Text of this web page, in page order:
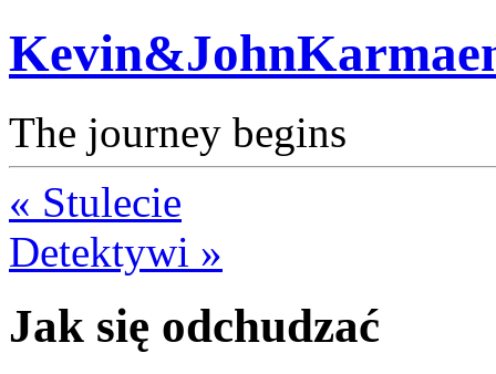
The journey begins
« Stulecie
Detektywi »
Jak się odchudzać